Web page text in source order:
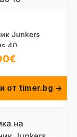
Junkers
40
от timer.bg →